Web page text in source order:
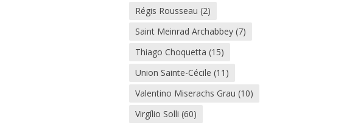
Régis Rousseau (2)
Saint Meinrad Archabbey (7)
Thiago Choquetta (15)
Union Sainte-Cécile (11)
Valentino Miserachs Grau (10)
Virgílio Solli (60)